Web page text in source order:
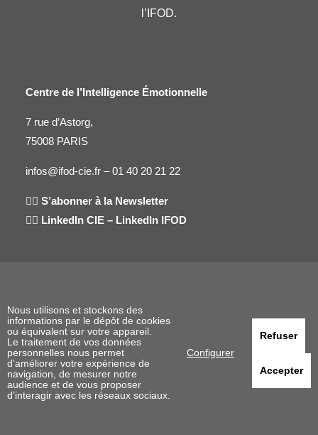
Nous utilisons et stockons des
informations par le dépôt de cookies
ou équivalent sur votre appareil.
Le traitement de vos données
personnelles nous permet
d’améliorer votre expérience de
navigation, de mesurer notre
audience et de vous proposer
d’interagir avec les réseaux sociaux.
Configurer
Refuser
Accepter
l’IFOD.
Centre de l’Intelligence Émotionnelle
7 rue d’Astorg,
75008 PARIS
infos@ifod-cie.fr –01 40 20 21 22
👉🏻 S’abonner à la Newsletter
👉🏻 LinkedIn CIE – LinkedIn IFOD
Mentions Légales
Politique de Confidentialité
En savoir plus sur l’IFOD